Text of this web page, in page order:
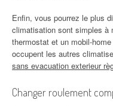
Enfin, vous pourrez le plus
climatisation sont simples à
thermostat et un mobil-
occupent les autres
sans evacuation exterieur
Changer roulement